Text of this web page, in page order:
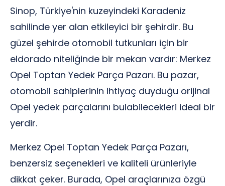
Sinop, Türkiye'nin kuzeyindeki Karadeniz
sahilinde yer alan etkileyici bir şehirdir. Bu
güzel şehirde otomobil tutkunları için bir
eldorado niteliğinde bir mekan vardır: Merkez
Opel Toptan Yedek Parça Pazarı. Bu pazar,
otomobil sahiplerinin ihtiyaç duyduğu orijinal
Opel yedek parçalarını bulabilecekleri ideal bir
yerdir.
Merkez Opel Toptan Yedek Parça Pazarı,
benzersiz seçenekleri ve kaliteli ürünleriyle
dikkat çeker. Burada, Opel araçlarınıza özgü